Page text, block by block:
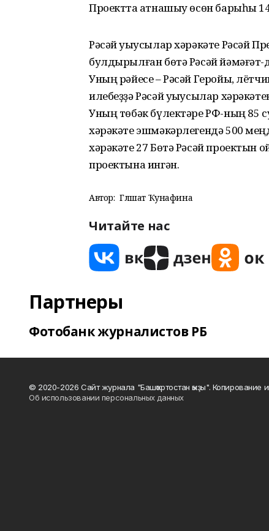
Проектта ҡатнашыу өсөн барыһы
Рәсәй уҡыусылар хәрәкәте Рәсәй
булдырылған бөтә Рәсәй
Уның рәйесе – Рәсәй Геройы,
илебеҙҙә Рәсәй уҡыусылар
Уның төбәк бүлектәре РФ-ның 85
хәрәкәте эшмәкәрлегендә 500
хәрәкәте 27 Бөтә Рәсәй
проектына ингән.
Автор: Гөлшат Ҡунафина
Читайте нас
Партнеры
Фотобанк журналистов РБ
© 2020-2026 Сайт журнала "Башҡортостан ҡыҙы".
Об использовании персональных данных